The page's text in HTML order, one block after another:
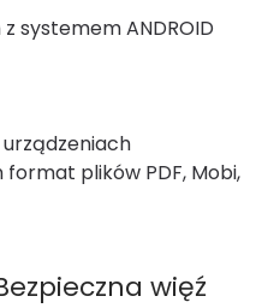
systemem ANDROID
format plików PDF, Mobi,
więź